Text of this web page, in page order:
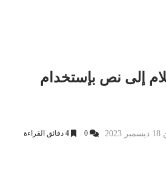
إلى نص بإستخدام
0
4 دقائق القراءة